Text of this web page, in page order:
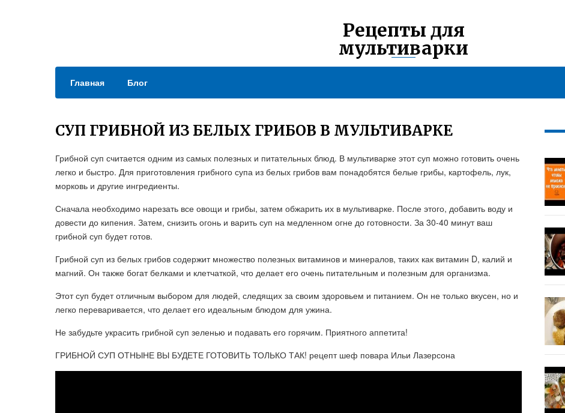
Рецепты для
мультиварки
Главная Блог
СУП ГРИБНОЙ ИЗ БЕЛЫХ ГРИБОВ В МУЛЬТИВАРКЕ
Грибной суп считается одним из самых полезных и питательных блюд. В мультиварке этот суп можно готовить очень
легко и быстро. Для приготовления грибного супа из белых грибов вам понадобятся белые грибы, картофель, лук,
морковь и другие ингредиенты.
Сначала необходимо нарезать все овощи и грибы, затем обжарить их в мультиварке. После этого, добавить воду и
довести до кипения. Затем, снизить огонь и варить суп на медленном огне до готовности. За 30-40 минут ваш
грибной суп будет готов.
Грибной суп из белых грибов содержит множество полезных витаминов и минералов, таких как витамин D, калий и
магний. Он также богат белками и клетчаткой, что делает его очень питательным и полезным для организма.
Этот суп будет отличным выбором для людей, следящих за своим здоровьем и питанием. Он не только вкусен, но и
легко переваривается, что делает его идеальным блюдом для ужина.
Не забудьте украсить грибной суп зеленью и подавать его горячим. Приятного аппетита!
ГРИБНОЙ СУП ОТНЫНЕ ВЫ БУДЕТЕ ГОТОВИТЬ ТОЛЬКО ТАК! рецепт шеф повара Ильи Лазерсона